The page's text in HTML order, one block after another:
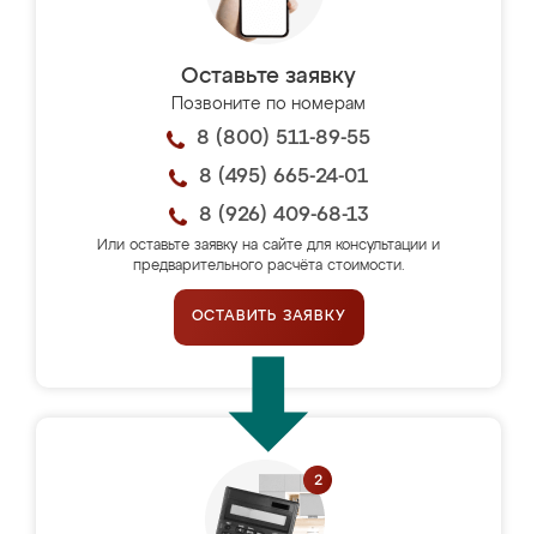
Оставьте заявку
Позвоните по номерам
8 (800) 511-89-55
8 (495) 665-24-01
8 (926) 409-68-13
Или оставьте заявку на сайте для консультации и
предварительного расчёта стоимости.
ОСТАВИТЬ ЗАЯВКУ